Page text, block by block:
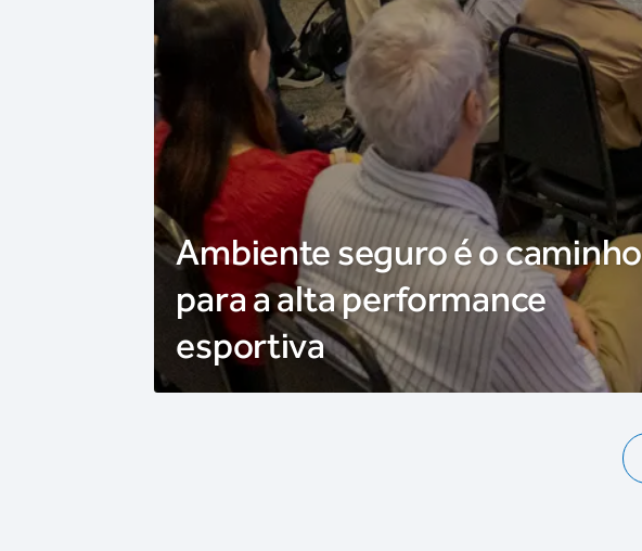
Ambiente seguro é o caminho
para a alta performance
esportiva